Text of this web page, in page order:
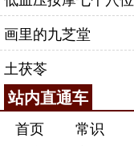
画里的九芝堂
土茯苓
站内直通车
首页 常识